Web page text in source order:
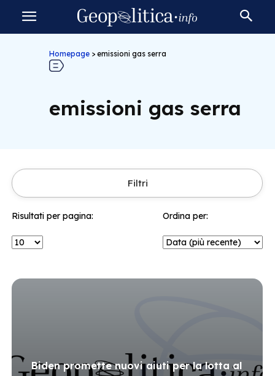
Homepage > emissioni gas serra
emissioni gas serra
Filtri
Risultati per pagina: Ordina per:
Biden promette nuovi aiuti per la lotta al